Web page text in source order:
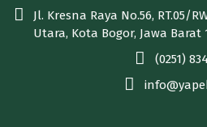
Jl. Kresna Raya No.56, RT.05/
Utara, Kota Bogor, Jawa Barat
(0251)